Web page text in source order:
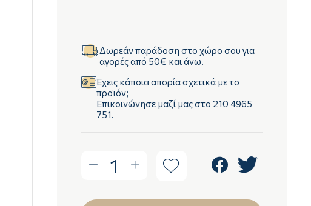
Δωρεάν παράδοση στο χώρο σου για
αγορές από 50€ και άνω.
Έχεις κάποια απορία σχετικά με το
προϊόν;
Επικοινώνησε μαζί μας στο 210 4965
751
1